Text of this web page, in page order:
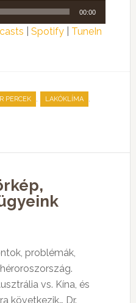
00:00
Spotify| TuneIn
PERCEK , LAKÓKLÍMA ,
problémák,
vs. Kína, és
következik… Dr.